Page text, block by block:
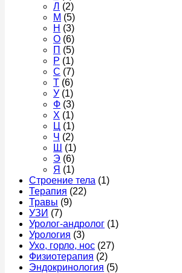
Л (2)
М (5)
Н (3)
О (6)
П (5)
Р (1)
С (7)
Т (6)
У (1)
Ф (3)
Х (1)
Ц (1)
Ч (2)
Ш
(1)
Э (6)
Я (1)
Строение тела (1)
Терапия (22)
Травы (9)
УЗИ (7)
Уролог-андролог (1)
Урология (3)
Ухо, горло, нос (27)
Физиотерапия (2)
Эндокринология (5)